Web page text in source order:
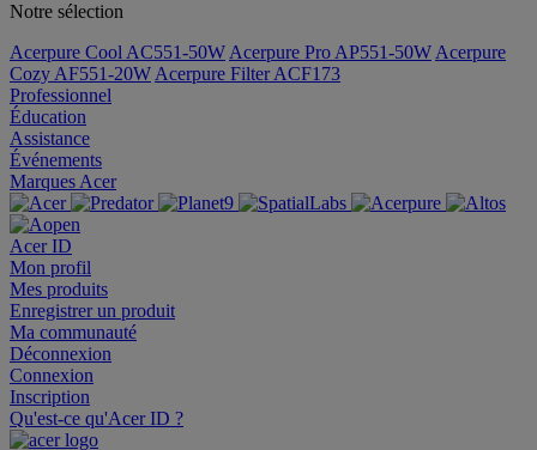
Notre sélection
Acerpure Cool AC551-50W Acerpure Pro AP551-50W Acerpure
Cozy AF551-20W Acerpure Filter ACF173
Professionnel
Éducation
Assistance
Événements
Marques Acer
Acer ID
Mon profil
Mes produits
Enregistrer un produit
Ma communauté
Déconnexion
Connexion
Inscription
Qu'est-ce qu'Acer ID ?